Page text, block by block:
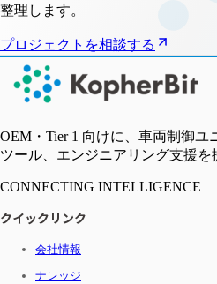
整理します。
プロジェクトを相談する
OEM・Tier 1 向けに、車両制御ユ
ツール、エンジニアリング支援を
CONNECTING INTELLIGENCE
クイックリンク
会社情報
ナレッジ